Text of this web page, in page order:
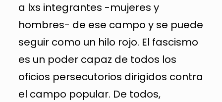
a lxs integrantes -mujeres y
hombres- de ese campo y se puede
seguir como un hilo rojo. El fascismo
es un poder capaz de todos los
oficios persecutorios dirigidos contra
el campo popular. De todos,